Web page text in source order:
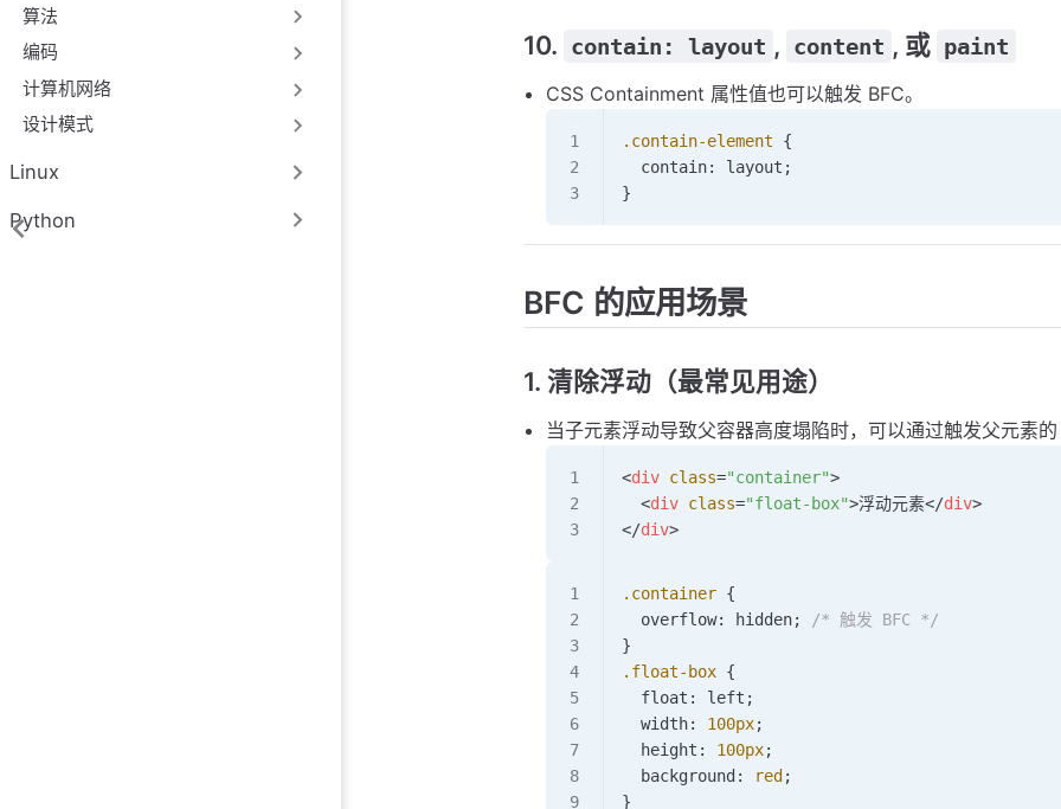
算法
编码
计算机网络
设计模式
Linux
Python
10. contain: layout , content , 或 paint
CSS Containment 属性值也可以触发 BFC。
.contain-element {
  contain: layout;
}
BFC 的应用场景
1. 清除浮动（最常见用途）
当子元素浮动导致父容器高度塌陷时，可以通过触发父元素的
<div class="container">
  <
div class="float-box">浮动元素</div>
</div>
.container {
  overflow:
hidden;
/* 触发 BFC */
}
.float-box {
  float:
left ;
  width:
100px;
  height:
100px;
  background:
red ;
}